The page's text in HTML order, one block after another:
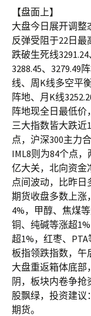
【盘面上】
大盘今日展开调整
反弹受阻于22日
跌破生死线
3288.45、3279.49
线、周K线多空平
阵地、月K线
阵地现全日最低价
三大指数皆大跌近
点，沪深300主力
IML8则为84个点
亿大关，北向资金
点间波动，比昨日
期货收盘多数上涨
4%，甲醇、焦煤
铜、纯碱等涨超
超1%，红枣、
板指领跌指数，午
大盘重返箱体底部
阴，板块内卷争抢
股飘绿，投资建议
期货。